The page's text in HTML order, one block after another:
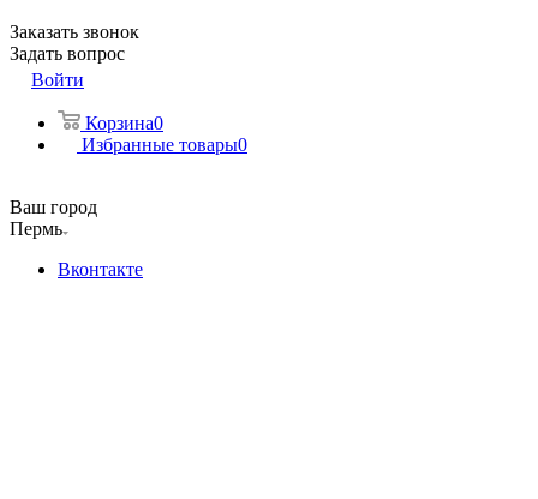
Заказать звонок
Задать вопрос
Войти
Корзина0
Избранные товары0
Ваш город
Пермь
Вконтакте